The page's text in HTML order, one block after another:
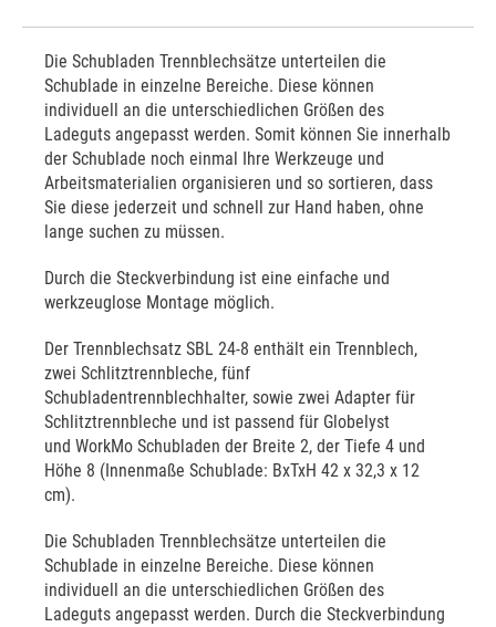
Die Schubladen Trennblechsätze unterteilen die
Schublade in einzelne Bereiche. Diese können
individuell an die unterschiedlichen Größen des
Ladeguts angepasst werden. Somit können Sie innerhalb
der Schublade noch einmal Ihre Werkzeuge und
Arbeitsmaterialien organisieren und so sortieren, dass
Sie diese jederzeit und schnell zur Hand haben, ohne
lange suchen zu müssen.
Durch die Steckverbindung ist eine einfache und
werkzeuglose Montage möglich.
Der Trennblechsatz SBL 24-8 enthält ein Trennblech,
zwei Schlitztrennbleche, fünf
Schubladentrennblechhalter, sowie zwei Adapter für
Schlitztrennbleche und ist passend für Globelyst
und WorkMo Schubladen der Breite 2, der Tiefe 4 und
Höhe 8 (Innenmaße Schublade: BxTxH 42 x 32,3 x 12
cm).
Die Schubladen Trennblechsätze unterteilen die
Schublade in einzelne Bereiche. Diese können
individuell an die unterschiedlichen Größen des
Ladeguts angepasst werden. Durch die Steckverbindung